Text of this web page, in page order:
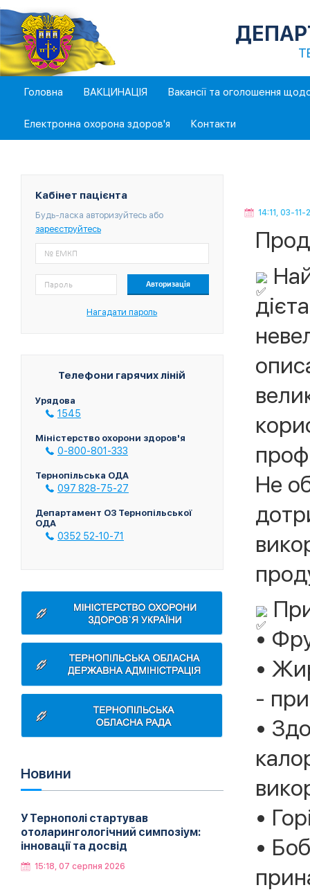
Головна ВАКЦИНАЦІЯ Вакансії та оголошення
Електронна охорона здоров'я Контакти
Кабінет пацієнта
Будь-ласка авторизуйтесь або
зареєструйтесь
Нагадати пароль
Телефони гарячих ліній
Урядова
1545
Міністерство охорони здоров'я
0-800-801-333
Тернопільська ОДА
097 828-75-27
Департамент ОЗ Тернопільської
ОДА
0352 52-10-71
Новини
У Тернополі стартував
отоларингологічний симпозіум:
інновації та досвід
15:18, 07 серпня 2026
14:11, 03-11-
Не
•
•
-
•
•
•